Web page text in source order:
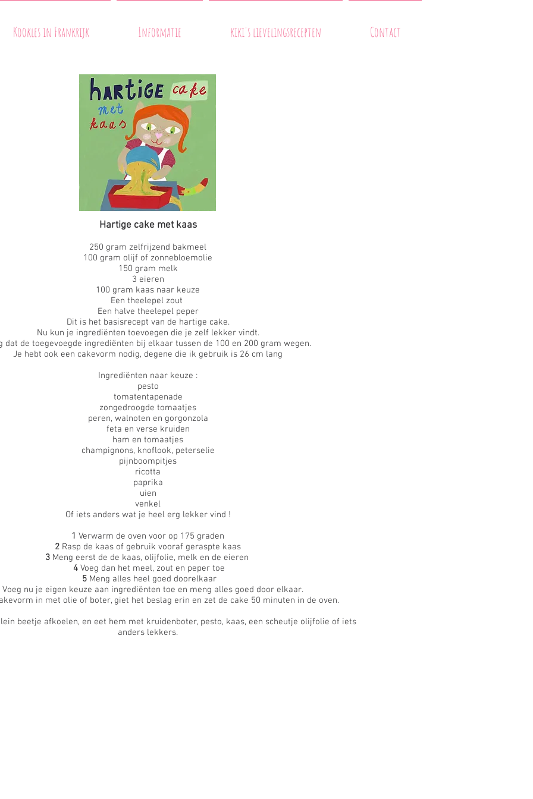
Kookles in Frankrijk Informatie kiki's lievelingsrecepten Contact
Hartige cake met kaas
250 gram zelfrijzend bakmeel
100 gram olijf of zonnebloemolie
150 gram melk
3 eieren
100 gram kaas naar keuze
Een theelepel zout
Een halve theelepel peper
Dit is het basisrecept van de hartige cake.
Nu kun je ingrediënten toevoegen die je zelf lekker vindt.
dat de toegevoegde ingrediënten bij elkaar tussen de 100 en 200 gram wegen.
Je hebt ook een cakevorm nodig, degene die ik gebruik is 26 cm lang
Ingrediënten naar keuze :
pesto
tomatentapenade
zongedroogde tomaatjes
peren, walnoten en gorgonzola
feta en verse kruiden
ham en tomaatjes
champignons, knoflook, peterselie
pijnboompitjes
ricotta
paprika
uien
venkel
Of iets anders wat je heel erg lekker vind !
1 Verwarm de oven voor op 175 graden
2 Rasp de kaas of gebruik vooraf geraspte kaas
3Meng eerst de de kaas, olijfolie, melk en de eieren
4 Voeg dan het meel, zout en peper toe
5 Meng alles heel goed doorelkaar
Voeg nu je eigen keuze aan ingrediënten toe en meng alles goed door elkaar.
in met olie of boter, giet het beslag erin en zet de cake 50 minuten in de oven.
beetje afkoelen, en eet hem met kruidenboter, pesto, kaas, een scheutje olijfolie of iets
anders lekkers.